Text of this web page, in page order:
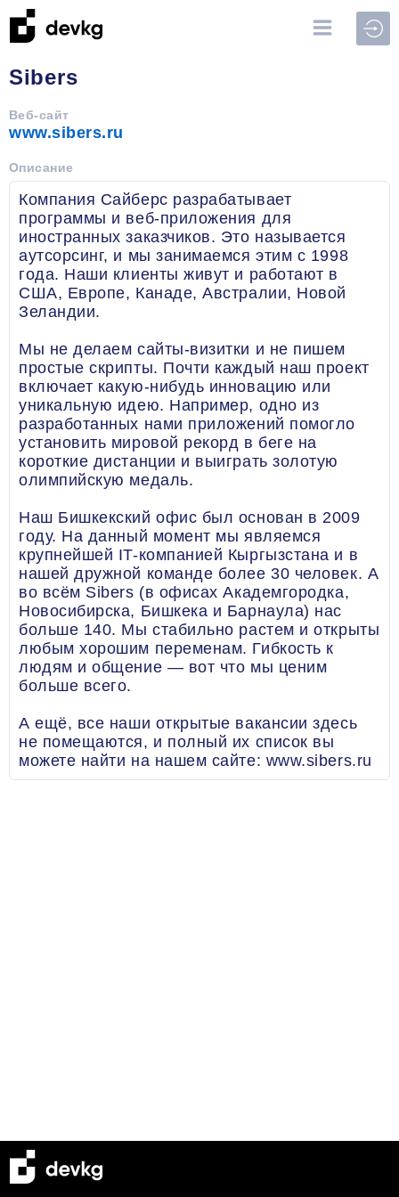
Sibers
Веб-сайт
www.sibers.ru
Описание
Компания Сайберс разрабатывает
программы и веб-приложения для
иностранных заказчиков. Это называется
аутсорсинг, и мы занимаемся этим с 1998
года. Наши клиенты живут и работают в
США, Европе, Канаде, Австралии, Новой
Зеландии.
Мы не делаем сайты-визитки и не пишем
простые скрипты. Почти каждый наш проект
включает какую-нибудь инновацию или
уникальную идею. Например, одно из
разработанных нами приложений помогло
установить мировой рекорд в беге на
короткие дистанции и выиграть золотую
олимпийскую медаль.
Наш Бишкекский офис был основан в 2009
году. На данный момент мы являемся
крупнейшей IT-компанией Кыргызстана и в
нашей дружной команде более 30 человек. А
во всём Sibers (в офисах Академгородка,
Новосибирска, Бишкека и Барнаула) нас
больше 140. Мы стабильно растем и открыты
любым хорошим переменам. Гибкость к
людям и общение — вот что мы ценим
больше всего.
А ещё, все наши открытые вакансии здесь
не помещаются, и полный их список вы
можете найти на нашем сайте: www.sibers.ru